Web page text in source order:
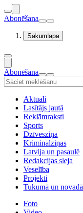
Abonēšana
Sākumlapa
Abonēšana
Aktuāli
Lasītājs jautā
Reklāmraksti
Sports
Dzīvesziņa
Kriminālziņas
Latvija un pasaulē
Redakcijas sleja
Veselība
Projekti
Tukumā un novadā
Foto